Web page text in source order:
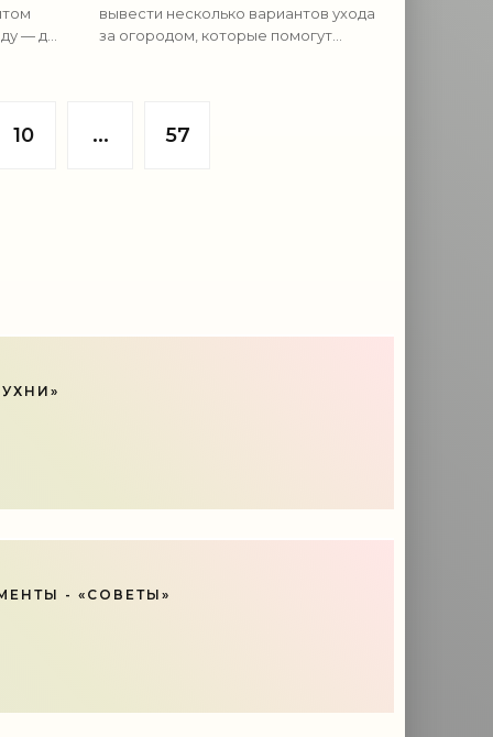
— для
вывести несколько вариантов ухода
за огородом, которые помогут
10 ... 57
- «СОВЕТЫ»